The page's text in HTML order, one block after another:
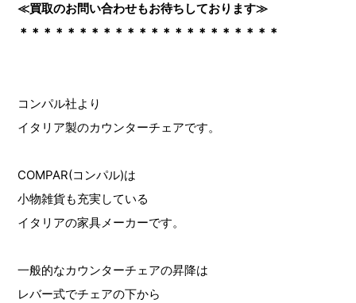
≪買取のお問い合わせもお待ちしております≫
＊＊＊＊＊＊＊＊＊＊＊＊＊＊＊＊＊＊＊＊＊＊
コンパル社より
イタリア製のカウンターチェアです。
COMPAR(コンパル)は
小物雑貨も充実している
イタリアの家具メーカーです。
一般的なカウンターチェアの昇降は
レバー式でチェアの下から